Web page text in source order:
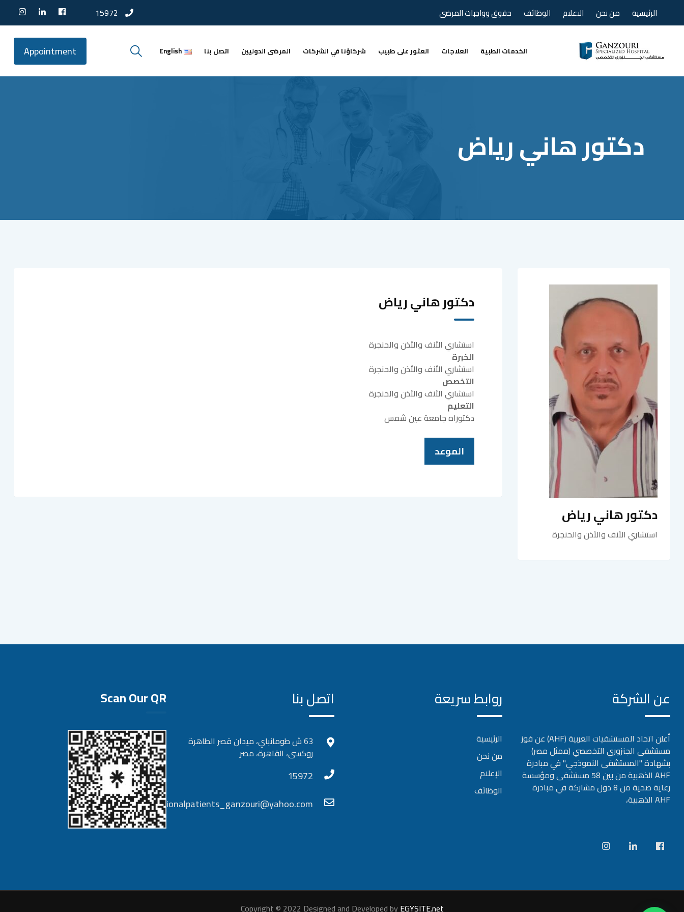
content
الرئيسية من نحن الاعلام الوظائف حقوق وواجبات المرضى 15972
الخدمات الطبية العلاجات العثور على طبيب شركاؤنا في الشركات المرضى الدوليين اتصل بنا English
Appointment
دكتور هاني رياض
دكتور هاني رياض
استشاري الأنف والأذن والحنجرة
الخبرة
استشاري الأنف والأذن والحنجرة
التخصص
استشاري الأنف والأذن والحنجرة
التعليم
دكتوراه جامعة عين شمس
الموعد
دكتور هاني رياض
استشاري الأنف والأذن والحنجرة
عن الشركة
أعلن اتحاد المستشفيات العربية (AHF) عن فوز
مستشفى الجنزوري التخصصي (ممثل مصر)
بشهادة "المستشفى النموذجي" في مبادرة
AHF الذهبية من بين 58 مستشفى ومؤسسة
رعاية صحية من 8 دول مشاركة في مبادرة
AHF الذهبية،
روابط سريعة
الرئيسية
من نحن
الإعلام
الوظائف
اتصل بنا
63 ش طومانباي، ميدان قصر الطاهرة
روكسى، القاهرة، مصر
15972
Internationalpatients_ganzouri@yahoo.com
Scan Our QR
Copyright © 2022 Designed and Developed byEGYSITE.net